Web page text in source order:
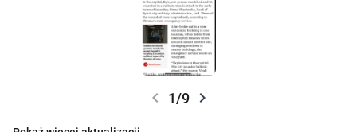
chevron_left 1/9 chevron_right